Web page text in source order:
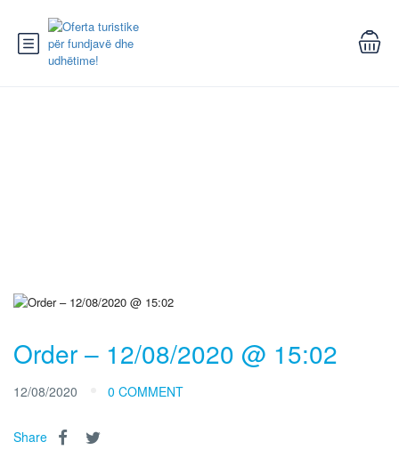
Order – 12/08/2020 @ 15:02
12/08/2020 0 COMMENT
Share